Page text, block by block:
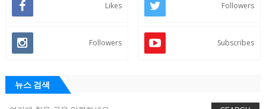
Likes Followers
Followers Subscribes
뉴스 검색